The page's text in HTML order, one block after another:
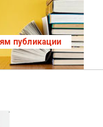
публикации